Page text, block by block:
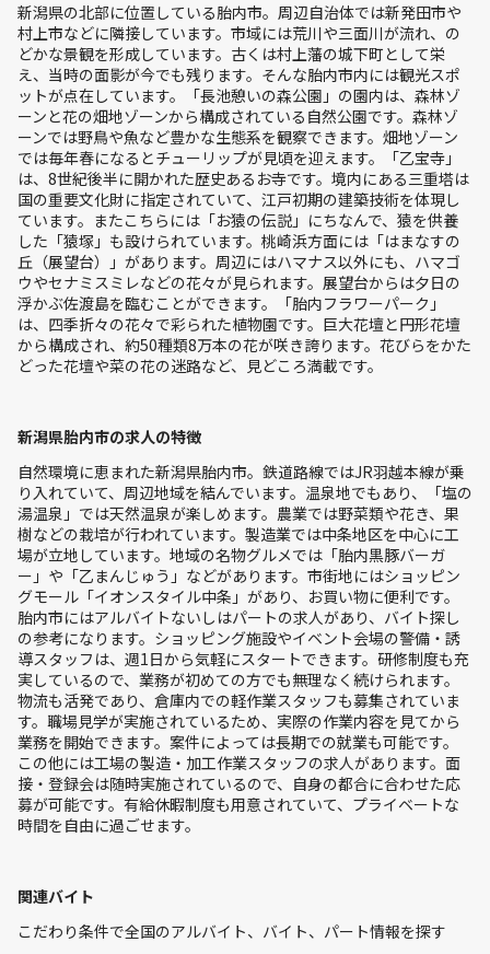
新潟県の北部に位置している胎内市。周辺自治体では新発田市や
村上市などに隣接しています。市域には荒川や三面川が流れ、の
どかな景観を形成しています。古くは村上藩の城下町として栄
え、当時の面影が今でも残ります。そんな胎内市内には観光スポ
ットが点在しています。「長池憩いの森公園」の園内は、森林ゾ
ーンと花の畑地ゾーンから構成されている自然公園です。森林ゾ
ーンでは野鳥や魚など豊かな生態系を観察できます。畑地ゾーン
では毎年春になるとチューリップが見頃を迎えます。「乙宝寺」
は、8世紀後半に開かれた歴史あるお寺です。境内にある三重塔は
国の重要文化財に指定されていて、江戸初期の建築技術を体現し
ています。またこちらには「お猿の伝説」にちなんで、猿を供養
した「猿塚」も設けられています。桃崎浜方面には「はまなすの
丘（展望台）」があります。周辺にはハマナス以外にも、ハマゴ
ウやセナミスミレなどの花々が見られます。展望台からは夕日の
浮かぶ佐渡島を臨むことができます。「胎内フラワーパーク」
は、四季折々の花々で彩られた植物園です。巨大花壇と円形花壇
から構成され、約50種類8万本の花が咲き誇ります。花びらをかた
どった花壇や菜の花の迷路など、見どころ満載です。
新潟県胎内市の求人の特徴
自然環境に恵まれた新潟県胎内市。鉄道路線ではJR羽越本線が乗
り入れていて、周辺地域を結んでいます。温泉地でもあり、「塩の
湯温泉」では天然温泉が楽しめます。農業では野菜類や花き、果
樹などの栽培が行われています。製造業では中条地区を中心に工
場が立地しています。地域の名物グルメでは「胎内黒豚バーガ
ー」や「乙まんじゅう」などがあります。市街地にはショッピン
グモール「イオンスタイル中条」があり、お買い物に便利です。
胎内市にはアルバイトないしはパートの求人があり、バイト探し
の参考になります。ショッピング施設やイベント会場の警備・誘
導スタッフは、週1日から気軽にスタートできます。研修制度も充
実しているので、業務が初めての方でも無理なく続けられます。
物流も活発であり、倉庫内での軽作業スタッフも募集されていま
す。職場見学が実施されているため、実際の作業内容を見てから
業務を開始できます。案件によっては長期での就業も可能です。
この他には工場の製造・加工作業スタッフの求人があります。面
接・登録会は随時実施されているので、自身の都合に合わせた応
募が可能です。有給休暇制度も用意されていて、プライベートな
時間を自由に過ごせます。
関連バイト
こだわり条件で全国のアルバイト、バイト、パート情報を探す